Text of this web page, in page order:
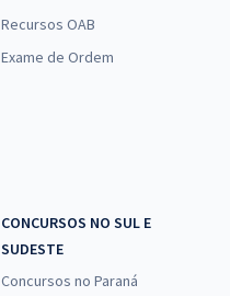
Recursos OAB
Exame de Ordem
CONCURSOS NO SUL E
SUDESTE
Concursos no Paraná